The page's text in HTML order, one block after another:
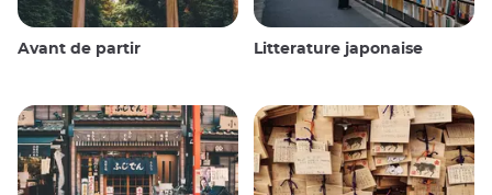
Avant de partir Litterature japonaise